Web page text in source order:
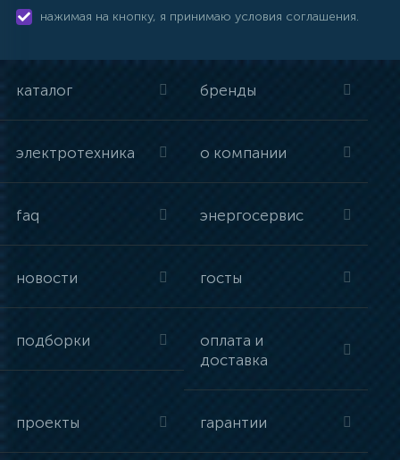
нажимая на кнопку, я принимаю условия соглашения.
каталог бренды
электротехника о компании
faq энергосервис
новости госты
подборки
оплата и
доставка
проекты гарантии